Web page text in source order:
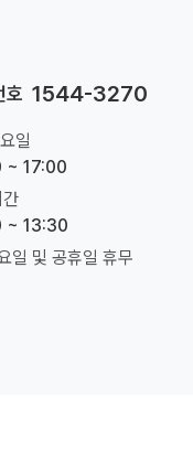
호 1544-3270
일
~ 17:00
간
~ 13:30
일 및 공휴일 휴무